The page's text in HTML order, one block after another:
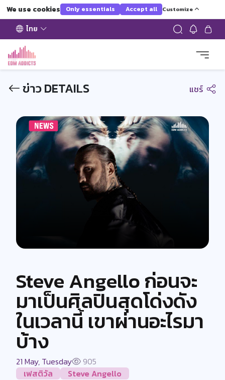
We use cookies Only essentials Accept all Customize
ไทย
ข่าว DETAILS แชร์
Steve Angello ก่อนจะ
มาเป็นศิลปินสุดโด่งดัง
ในเวลานี้ เขาผ่านอะไรมา
บ้าง
21 May, Tuesday
905
เฟสติวัล
Steve Angello